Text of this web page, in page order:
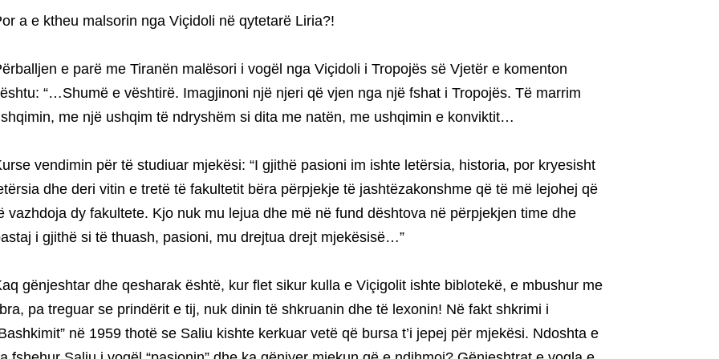
a e ktheu malsorin nga Viçidoli në qytetarë Liria?!
e parë me Tiranën malësori i vogël nga Viçidoli i Tropojës së Vjetër e komenton
“…Shumë e vështirë. Imagjinoni një njeri që vjen nga një fshat i Tropojës. Të marrim
me një ushqim të ndryshëm si dita me natën, me ushqimin e konviktit…
vendimin për të studiuar mjekësi: “I gjithë pasioni im ishte letërsia, historia, por kryesisht
dhe deri vitin e tretë të fakultetit bëra përpjekje të jashtëzakonshme që të më lejohej që
vazhdoja dy fakultete. Kjo nuk mu lejua dhe më në fund dështova në përpjekjen time dhe
i gjithë si të thuash, pasioni, mu drejtua drejt mjekësisë…”
gënjeshtar dhe qesharak është, kur flet sikur kulla e Viçigolit ishte biblotekë, e mbushur me
pa treguar se prindërit e tij, nuk dinin të shkruanin dhe të lexonin! Në fakt shkrimi i
në 1959 thotë se Saliu kishte kerkuar vetë që bursa t’i jepej për mjekësi. Ndoshta e